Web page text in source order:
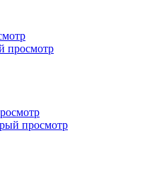
просмотр
просмотр